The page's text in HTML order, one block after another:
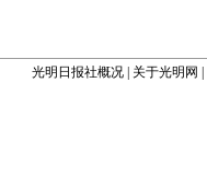
光明日报社概况 关于光明网